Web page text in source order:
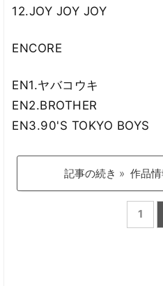
12.JOY JOY JOY
ENCORE
EN1.ヤバコウキ
EN2.BROTHER
EN3.90'S TOKYO BOYS
記事の続き » 作品
1